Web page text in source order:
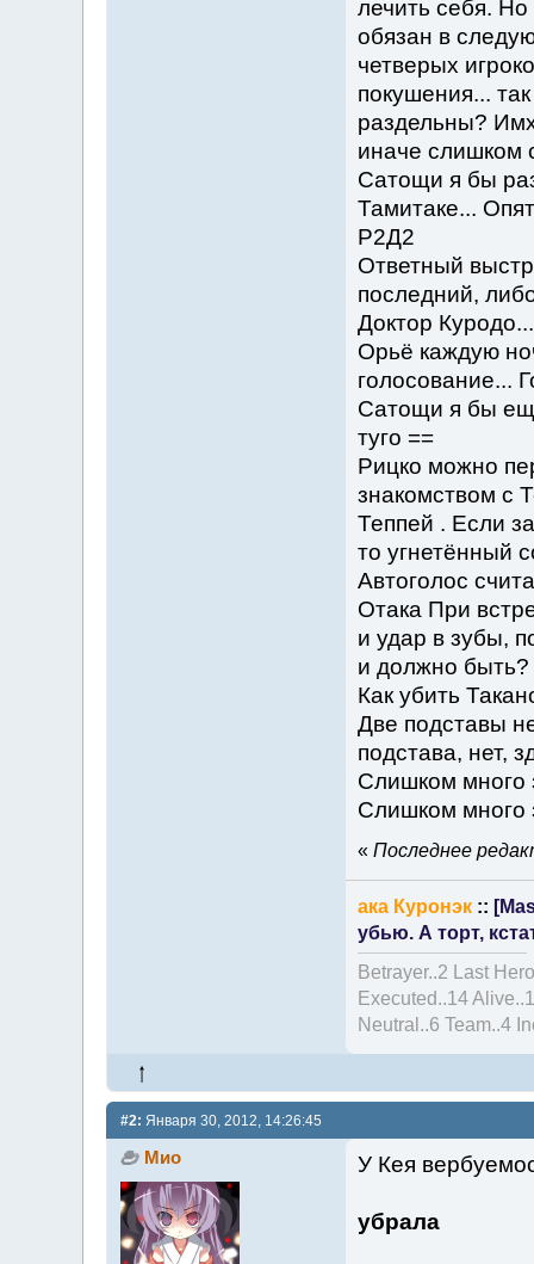
лечить себя.
обязан в
четверых
покушения...
раздельны?
иначе слишком
Сатощи я бы
Тамитаке...
Р2Д2
Ответный
последний,
Доктор
Орьё каждую
голосование...
Сатощи я бы
туго ==
Рицко можно
знакомством с
Теппей . Если
то угнетённый
Автоголос
Отака При
и удар в зубы,
и должно быть?
Как убить
Две подставы
подстава, нет,
Слишком много
Слишком много
« Последнее
ака Куронэк::
убью. А торт,
Betrayer..2 Last
Executed..14
Neutral..6 Team..4
#2: Января 30, 2012, 14:26:45
Мио У Кея
убрала